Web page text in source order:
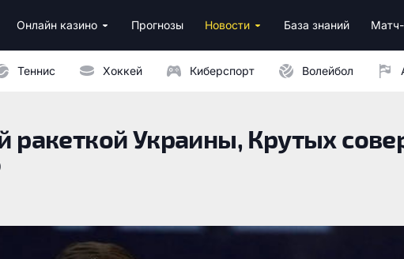
Онлайн казино Прогнозы Новости База знаний
Теннис Хоккей Киберспорт Волейбол
ракеткой Украины, Крутых